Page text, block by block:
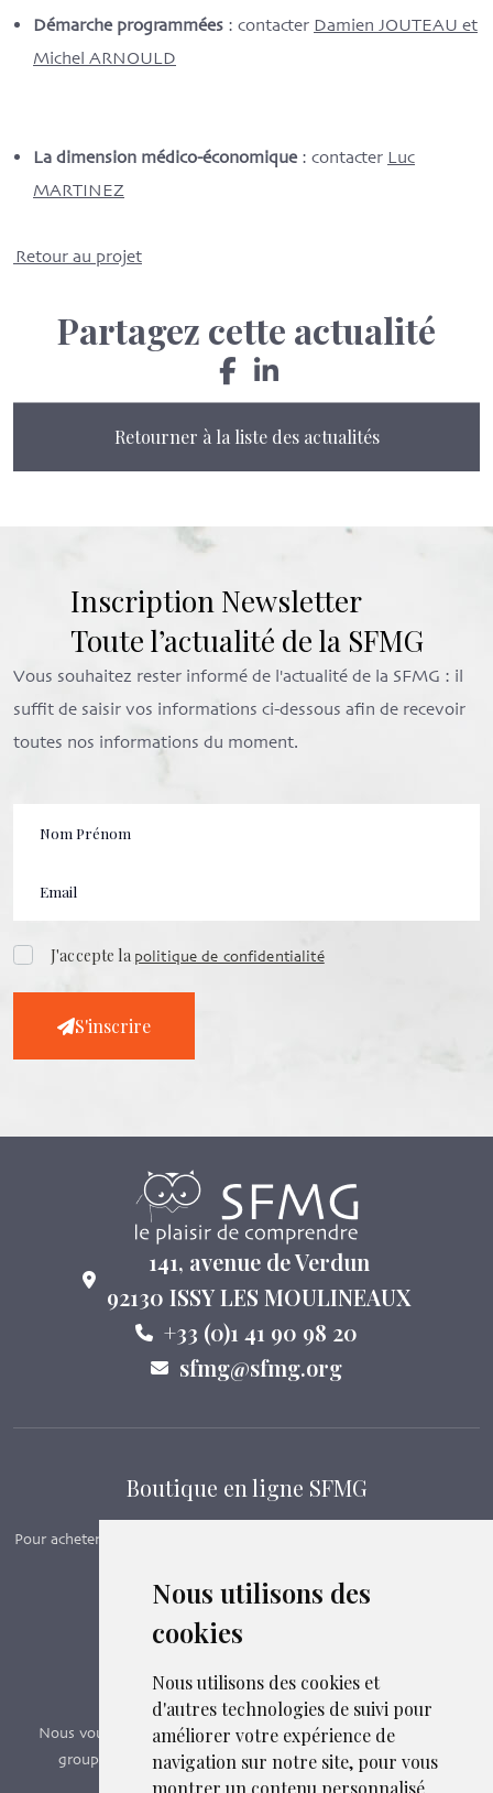
Nous utilisons des
cookies
Nous utilisons des cookies et
d'autres technologies de suivi pour
améliorer votre expérience de
navigation sur notre site, pour vous
montrer un contenu personnalisé
Démarche programmées : contacterDamien JOUTEAU et
Michel ARNOULD
La dimension médico-économique: contacterLuc
MARTINEZ
Retour au projet
Partagez cette actualité
Retourner à la liste des actualités
Inscription Newsletter
Toute l’actualité de la SFMG
Vous souhaitez rester informé de l'actualité de la SFMG : il
suffit de saisir vos informations ci-dessous afin de recevoir
toutes nos informations du moment.
J'accepte lapolitique de confidentialité
S'inscrire
141, avenue de Verdun
92130 ISSY LES MOULINEAUX
+33 (0)1 41 90 98 20
sfmg@sfmg.org
Boutique en ligne SFMG
Pour acheter nos manuels, adhérer et payer ses cotisations en ligne,
Boutique en ligne
Formations SFMG
Nous vous proposons des formations e-learning, présentiels,
groupes de pairs - Certificat QUALIOPI n° 2020/89171.3